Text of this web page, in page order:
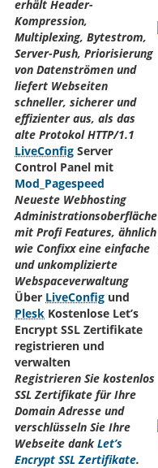
erhält Header-
Kompression,
Multiplexing, Bytestrom,
Server-Push, Priorisierung
von Datenströmen und
liefert Webseiten
schneller, sicherer und
effizienter aus, als das
alte Protokol HTTP/1.1
LiveConfig Server
Control Panel mit
Mod_Pagespeed
Neueste Webhosting
Administrationsoberfläche
mit Profi Features, ähnlich
wie Confixx eine einfache
und unkomplizierte
Webspaceverwaltung
Über LiveConfig und
Plesk Kostenlose Let’s
Encrypt SSL Zertifikate
registrieren und
verwalten
Registrieren Sie kostenlos
SSL Zertifikate für Ihre
Domain Adresse und
verschlüsseln Sie Ihre
Webseite dankLet’s
Encrypt SSL Zertifikate.